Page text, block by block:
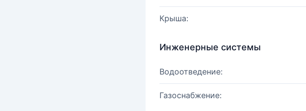
Крыша:
Инженерные системы
Водоотведение:
Газоснабжение: